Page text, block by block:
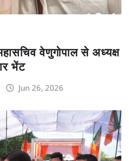
वेणुगोपाल से अध्यक्ष
भेंट
Jun 26, 2026